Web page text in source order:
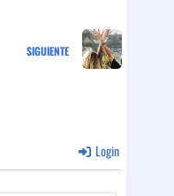
SIGUIENTE
Login